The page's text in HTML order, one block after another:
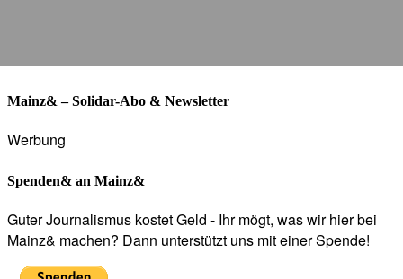
Mainz& – Solidar-Abo & Newsletter
Werbung
Spenden& an Mainz&
Guter Journalismus kostet Geld - Ihr mögt, was wir hier bei
Mainz& machen? Dann unterstützt uns mit einer Spende!